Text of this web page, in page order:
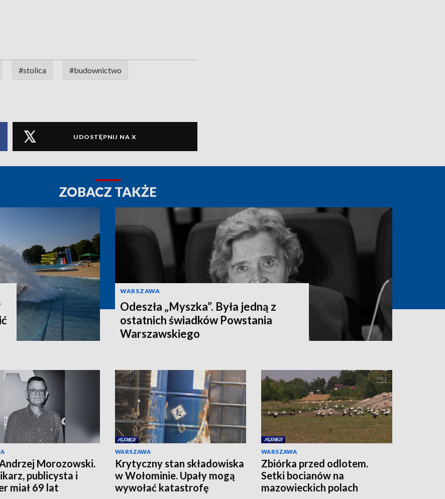
#stolica #budownictwo
UDOSTĘPNIJ NA X
ZOBACZ TAKŻE
WARSZAWA
Odeszła „Myszka”. Była jedną z
ostatnich świadków Powstania
Warszawskiego
Morozowski.
publicysta i
miał 69 lat
WARSZAWA
Krytyczny stan składowiska
w Wołominie. Upały mogą
wywołać katastrofę
WARSZAWA
Zbiórka przed odlotem.
Setki bocianów na
mazowieckich polach